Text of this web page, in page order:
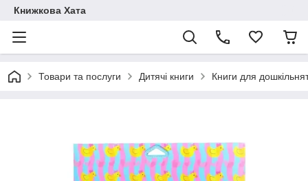
Книжкова Хата
Товари та послуги Дитячі книги Книги для